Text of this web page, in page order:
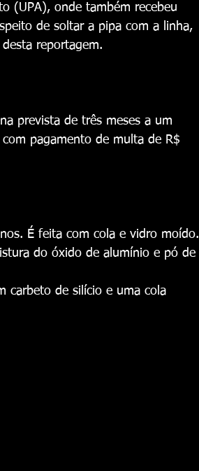
(UPA), onde também recebeu
de soltar a pipa com a linha,
reportagem.
prevista de três meses a um
pagamento de multa de R$
É feita com cola e vidro moído.
do óxido de alumínio e pó de
carbeto de silício e uma cola